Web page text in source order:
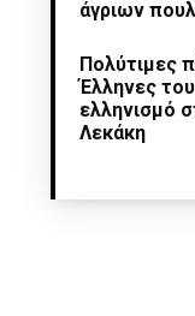
άγριων
Πολύτιμες
Έλληνες
ελληνισμό
Λεκάκη